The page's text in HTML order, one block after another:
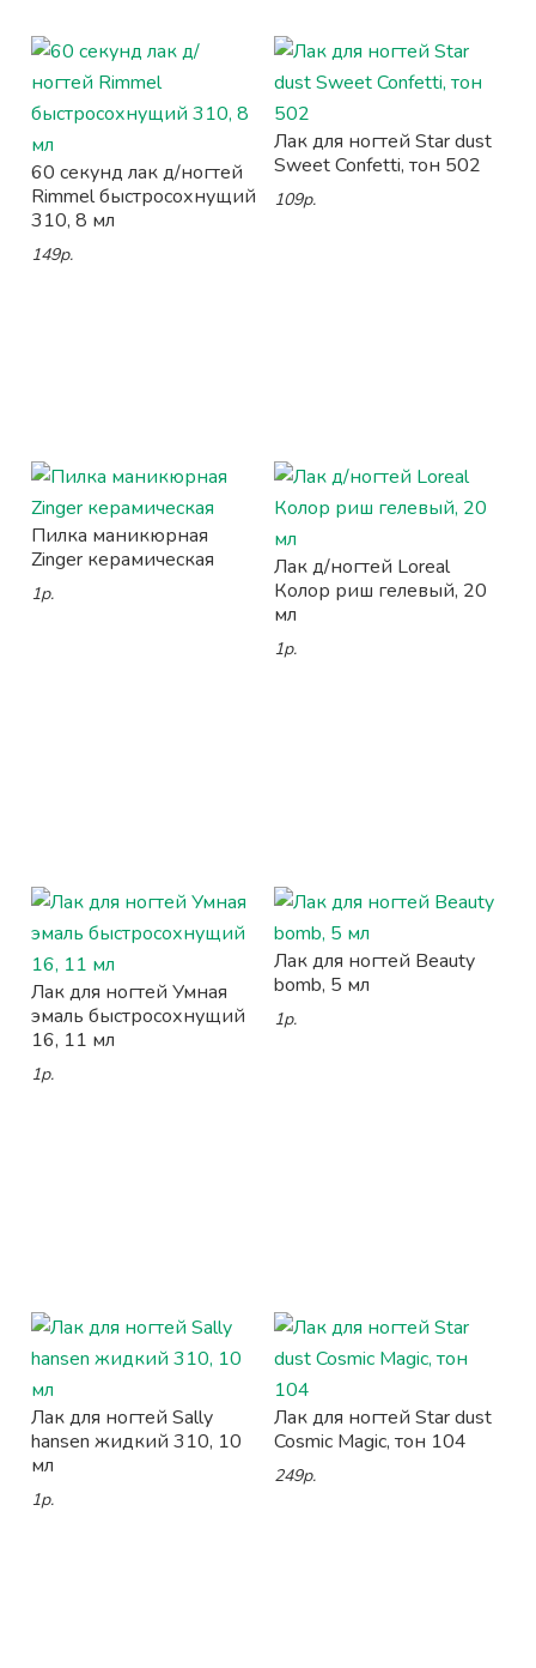
60 секунд лак д/ногтей
Rimmel быстросохнущий
310, 8 мл
149р.
Лак для ногтей Star dust
Sweet Confetti, тон 502
109р.
Пилка маникюрная
Zinger керамическая
1р.
Лак д/ногтей Loreal
Колор риш гелевый, 20
мл
1р.
Лак для ногтей Умная
эмаль быстросохнущий
16, 11 мл
1р.
Лак для ногтей Beauty
bomb, 5 мл
1р.
Лак для ногтей Sally
hansen жидкий 310, 10
мл
1р.
Лак для ногтей Star dust
Cosmic Magic, тон 104
249р.